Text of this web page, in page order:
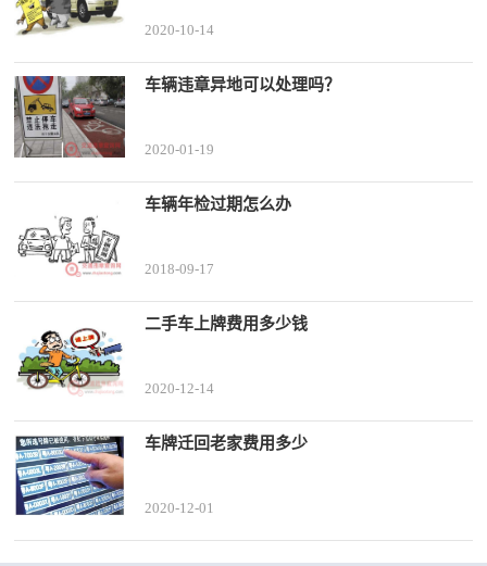
2020-10-14
车辆违章异地可以处理吗？
2020-01-19
车辆年检过期怎么办
2018-09-17
二手车上牌费用多少钱
2020-12-14
车牌迁回老家费用多少
2020-12-01